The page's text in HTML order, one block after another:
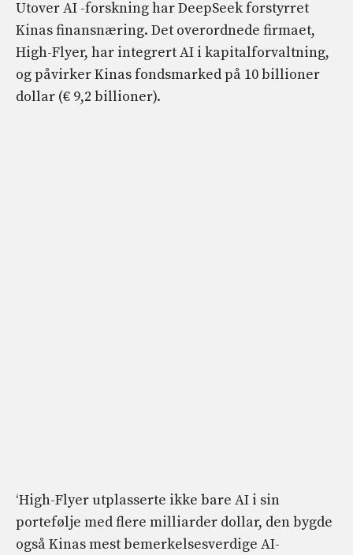
Utover AI -forskning har DeepSeek forstyrret
Kinas finansnæring. Det overordnede firmaet,
High-Flyer, har integrert AI i kapitalforvaltning,
og påvirker Kinas fondsmarked på 10 billioner
dollar (€ 9,2 billioner).
‘High-Flyer utplasserte ikke bare AI i sin
portefølje med flere milliarder dollar, den bygde
også Kinas mest bemerkelsesverdige AI-